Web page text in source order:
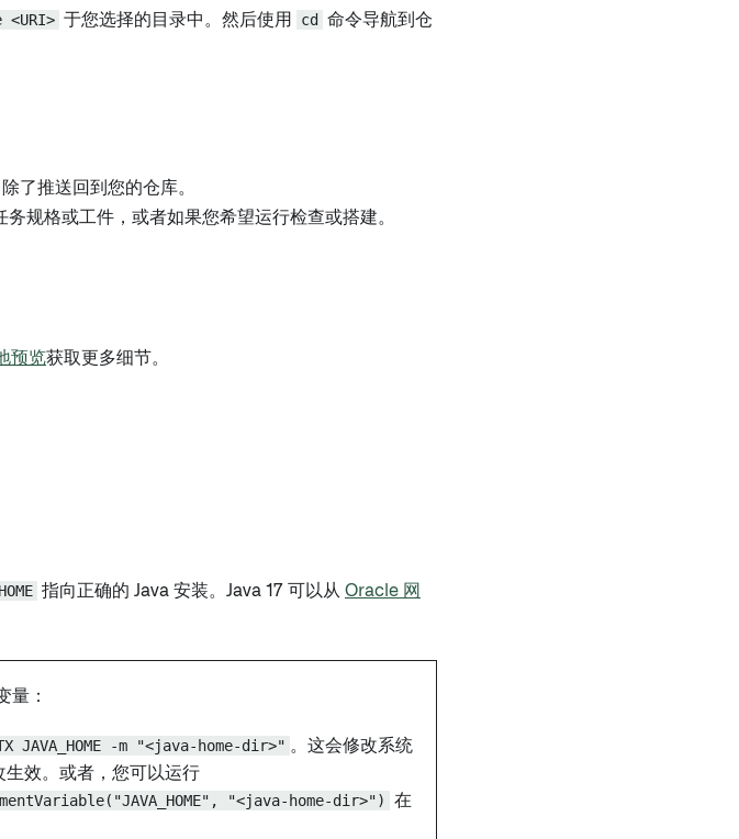
于您选择的目录中。然后使用 cd
命令导航到仓
了推送回到您的仓库。
规格或工件，或者如果您希望运行检查或搭建。
预览获取更多细节。
指向正确的 Java 安装。Java 17 可以从 Oracle 网
量：
JAVA_HOME -m "<java-home-dir>" 。这会修改系统
效。或者，您可以运行
"<java-home-dir>")
在